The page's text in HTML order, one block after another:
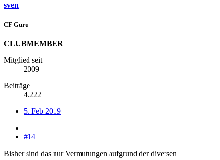
sven
CF Guru
CLUBMEMBER
Mitglied seit
2009
Beiträge
4.222
5. Feb 2019
#14
Bisher sind das nur Vermutungen aufgrund der diversen